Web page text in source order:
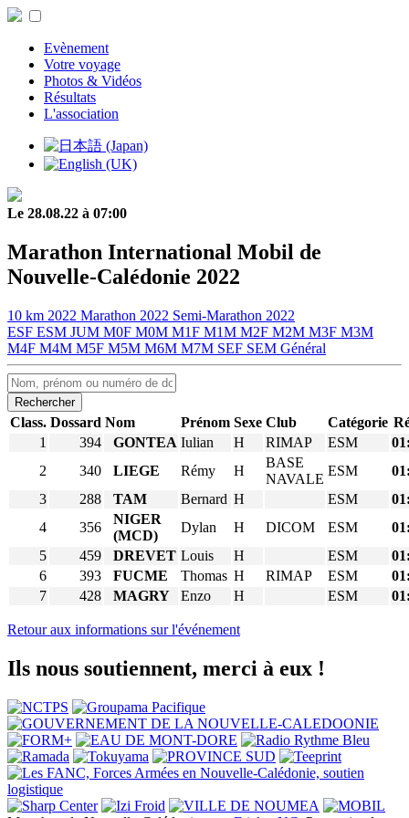
Evènement
Votre voyage
Photos & Vidéos
Résultats
L'association
Le 28.08.22 à 07:00
Marathon International Mobil de
Nouvelle-Calédonie 2022
10 km 2022 Marathon 2022 Semi-Marathon 2022
ESF ESM JUM M0F M0M M1F M1M M2F M2M M3F M3M
M4F M4M M5F M5M M6M M7M SEF SEM Général
Rechercher
Class. Dossard Nom Prénom Sexe Club Catégorie
1
394 GONTEA Iulian H RIMAP ESM
2
340 LIEGE Rémy H
BASE
NAVALE
ESM
3
288 TAM Bernard H ESM
4
356
NIGER
(MCD)
Dylan H DICOM ESM
5
459 DREVET Louis H ESM
6
393 FUCME Thomas H RIMAP ESM
7
428 MAGRY Enzo H ESM
Retour aux informations sur l'événement
Ils nous soutiennent, merci à eux !